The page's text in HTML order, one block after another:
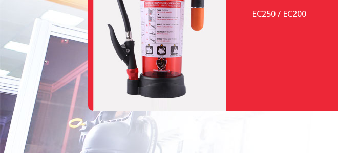
EC250 / EC200